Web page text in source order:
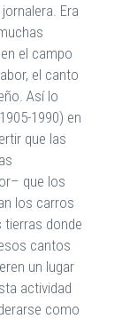
Era
el campo
el canto
Así lo
1990) en
que las
que los
los carros
tierras donde
cantos
un lugar
actividad
como